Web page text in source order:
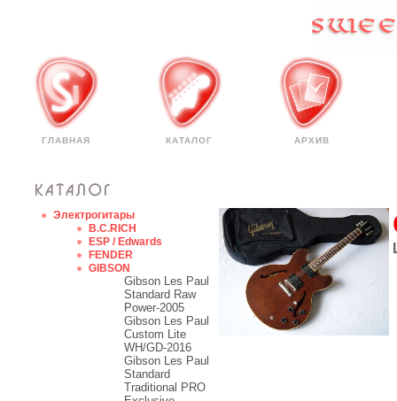
ГЛАВНАЯ КАТАЛОГ АРХИВ
Электрогитары
B.C.RICH
ESP / Edwards
FENDER
GIBSON
Gibson Les Paul
Standard Raw
Power-2005
Gibson Les Paul
Custom Lite
WH/GD-2016
Gibson Les Paul
Standard
Traditional PRO